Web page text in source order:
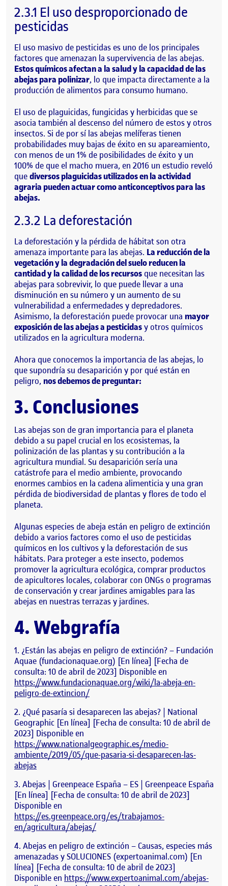
2.3.1 El uso desproporcionado de
pesticidas
El uso masivo de pesticidas es uno de los principales
factores que amenazan la supervivencia de las abejas.
Estos químicos afectan a la salud y la capacidad de las
abejas para polinizar, lo que impacta directamente a la
producción de alimentos para consumo humano.
El uso de plaguicidas, fungicidas y herbicidas que se
asocia también al descenso del número de estos y otros
insectos. Si de por sí las abejas melíferas tienen
probabilidades muy bajas de éxito en su apareamiento,
con menos de un 1% de posibilidades de éxito y un
100% de que el macho muera, en 2016 un estudio reveló
quediversos plaguicidas utilizados en la actividad
agraria pueden actuar como anticonceptivos para las
abejas.
2.3.2 La deforestación
La deforestación y la pérdida de hábitat son otra
amenaza importante para las abejas. La reducción de la
vegetación y la degradación del suelo reducen la
cantidad y la calidad de los recursos que necesitan las
abejas para sobrevivir, lo que puede llevar a una
disminución en su número y un aumento de su
vulnerabilidad a enfermedades y depredadores.
Asimismo, la deforestación puede provocar una mayor
exposición de las abejas a pesticidasy otros químicos
utilizados en la agricultura moderna.
Ahora que conocemos la importancia de las abejas, lo
que supondría su desaparición y por qué están en
peligro, nos debemos de preguntar:
3. Conclusiones
Las abejas son de gran importancia para el planeta
debido a su papel crucial en los ecosistemas, la
polinización de las plantas y su contribución a la
agricultura mundial. Su desaparición sería una
catástrofe para el medio ambiente, provocando
enormes cambios en la cadena alimenticia y una gran
pérdida de biodiversidad de plantas y flores de todo el
planeta.
Algunas especies de abeja están en peligro de extinción
debido a varios factores como el uso de pesticidas
químicos en los cultivos y la deforestación de sus
hábitats. Para proteger a este insecto, podemos
promover la agricultura ecológica, comprar productos
de apicultores locales, colaborar con ONGs o programas
de conservación y crear jardines amigables para las
abejas en nuestras terrazas y jardines.
4. Webgrafía
¿Están las abejas en peligro de extinción? – Fundación
Aquae (fundacionaquae.org) [En línea] [Fecha de
consulta: 10 de abril de 2023] Disponible en
https://www.fundacionaquae.org/wiki/la-abeja-en-
peligro-de-extincion/
¿Qué pasaría si desaparecen las abejas? | National
Geographic [En línea] [Fecha de consulta: 10 de abril de
2023] Disponible en
https://www.nationalgeographic.es/medio-
ambiente/2019/05/que-pasaria-si-desaparecen-las-
abejas
Abejas | Greenpeace España – ES | Greenpeace España
[En línea] [Fecha de consulta: 10 de abril de 2023]
Disponible en
https://es.greenpeace.org/es/trabajamos-
en/agricultura/abejas/
Abejas en peligro de extinción – Causas, especies más
amenazadas y SOLUCIONES (expertoanimal.com) [En
línea] [Fecha de consulta: 10 de abril de 2023]
Disponible en https://www.expertoanimal.com/abejas-